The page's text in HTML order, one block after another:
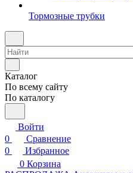
Тормозные трубки
Каталог
По всему сайту
По каталогу
Войти
0
Сравнение
0
Избранное
0 Корзина